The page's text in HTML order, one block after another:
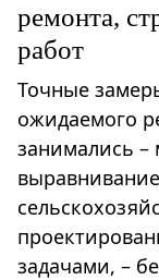
ремонта,
работ
Точные
ожидаемого
занимались
задачами, –